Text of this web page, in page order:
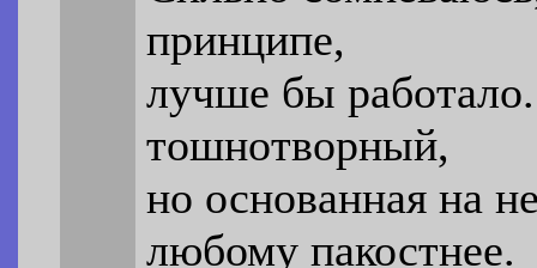
принципе,
лучше бы
тошнотворный,
но основанная на
любому пакостнее.